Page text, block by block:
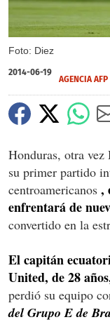
Foto: Diez
2014-06-19
AGENCIA AFP
Honduras, otra vez
su primer partido
centroamericanos ,
enfrentará de
convertido en la
El capitán
United, de 28
perdió su equipo
del Grupo E de